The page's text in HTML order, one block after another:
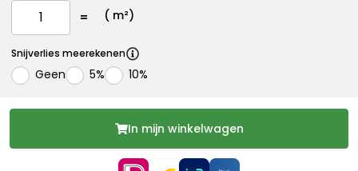
( m²)
Snijverlies meerekenen
Geen 5% 10%
In mijn winkelwagen